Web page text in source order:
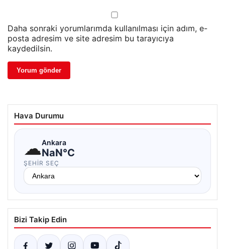
Daha sonraki yorumlarımda kullanılması için adım, e-
posta adresim ve site adresim bu tarayıcıya
kaydedilsin.
Hava Durumu
☁Ankara
NaN°C
ŞEHIR SEÇ
Bizi Takip Edin